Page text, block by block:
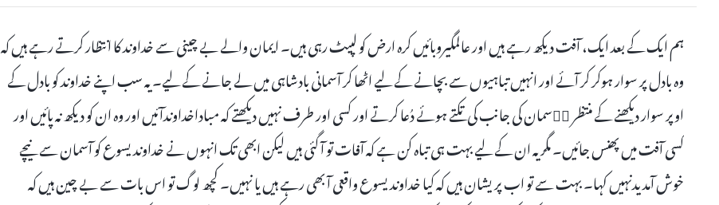
ہم ایک کے بعد ایک، آفت دیکھ رہے ہیں اور عالمگیروبائیں کرہ ارض کو لپیٹ رہی ہیں۔ ایمان والے بے چینی سے خداوند کا انتظار کرتے رہے ہیں کہ
وہ بادل پر سوار ہوکر کر آئے اور انہیں تباہیوں سے بچانے کے لیے اٹھا کر آسمانی بادشاہی میں لے جانے کے لیے۔ یہ سب اپنے خداوند کو بادل کے
اوپر سوار دیکھنے کے منتظر اۤسمان کی جانب کی تکتے ہوئے دُعا کرتے اور کسی اور طرف نہیں دیکھتے کہ مباداخداوندآئیں اور وہ ان کو دیکھ نہ پائیں اور
کسی آفت میں پھنس جائیں۔ مگر یہ ان کے لیے بہت ہی تباہ کن ہے کہ آفات تو آ گئی ہیں لیکن ابھی تک انہوں نے خداوند یسوع کو آسمان سے نیچے
خوش آمدیدنہیں کہا۔ بہت سے تو اب پریشان ہیں کہ کیا خداوند یسوع واقعی آ بھی رہے ہیں یا نہیں۔ کچھ لوگ تو اس بات سے بے چین ہیں کہ